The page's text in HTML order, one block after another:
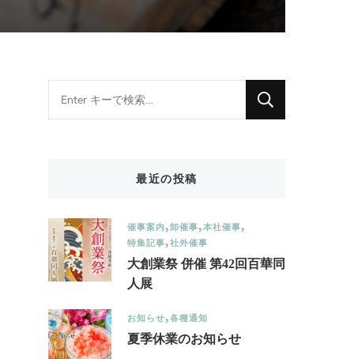
for
最近の投稿
催事案内 卸催事
本社催事
特集記事
社外催事
大創業祭 併催 第42回百華同
人展
お知らせ 各種通知
夏季休業のお知らせ